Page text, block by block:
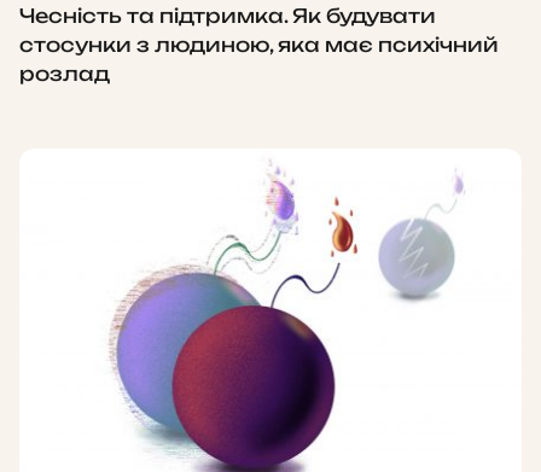
Чесність та підтримка. Як будувати
стосунки з людиною, яка має психічний
розлад